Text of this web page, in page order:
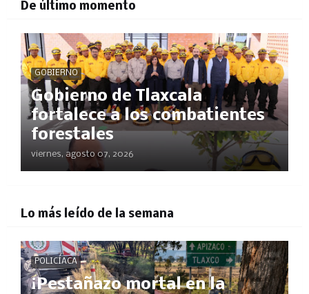
De último momento
GOBIERNO
Gobierno de Tlaxcala
fortalece a los combatientes
forestales
viernes, agosto 07, 2026
Lo más leído de la semana
POLICÍACA
¡Pestañazo mortal en la